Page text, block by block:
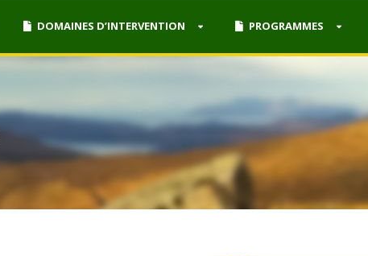
DOMAINES D’INTERVENTION PROGRAMMES